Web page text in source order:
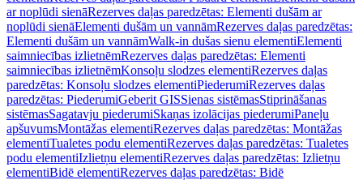
ar noplūdi sienāRezerves daļas paredzētas: Elementi dušām ar
noplūdi sienāElementi dušām un vannāmRezerves daļas paredzētas:
Elementi dušām un vannāmWalk-in dušas sienu elementiElementi
saimniecības izlietnēmRezerves daļas paredzētas: Elementi
saimniecības izlietnēmKonsoļu slodzes elementiRezerves daļas
paredzētas: Konsoļu slodzes elementiPiederumiRezerves daļas
paredzētas: PiederumiGeberit GISSienas sistēmasStiprināšanas
sistēmasSagatavju piederumiSkaņas izolācijas piederumiPaneļu
apšuvumsMontāžas elementiRezerves daļas paredzētas: Montāžas
elementiTualetes podu elementiRezerves daļas paredzētas: Tualetes
podu elementiIzlietņu elementiRezerves daļas paredzētas: Izlietņu
elementiBidē elementiRezerves daļas paredzētas: Bidē